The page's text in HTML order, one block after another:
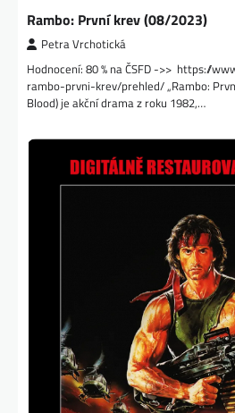
Rambo: První krev (08/2023)
Petra Vrchotická
Hodnocení: 80 % na ČSFD ->> https://
rambo-prvni-krev/prehled/ „Rambo:
Blood) je akční drama z roku 1982,…